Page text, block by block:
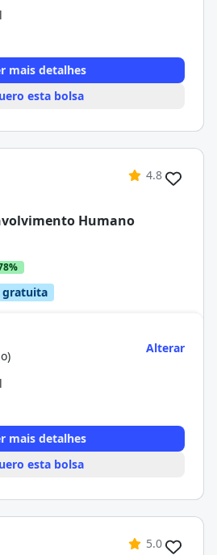
mais detalhes
esta bolsa
4.8
Humano
gratuita
Alterar
mais detalhes
esta bolsa
5.0